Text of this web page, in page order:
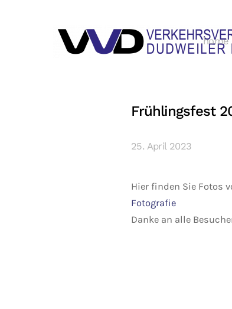
home
Frühlingsfest
25. April 2023
Hier finden Sie Fotos
Fotografie
Danke an alle